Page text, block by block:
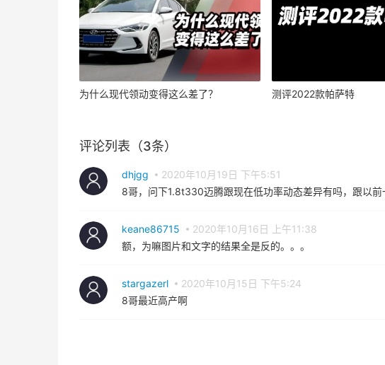
为什么现代领动变得这么差了？ 测评2022款帕萨特
评论列表（3条）
dhjgg
2020年10月19日 下午5:51
8哥，问下1.8t330迈腾跟现在低功率动态差异有吗，跟以前
keane86715
2020年10月16日 上午11:38
额，为嘛图片和文字的结果全是反的。。。
stargazerl
2020年10月15日 下午5:24
8哥最近高产啊